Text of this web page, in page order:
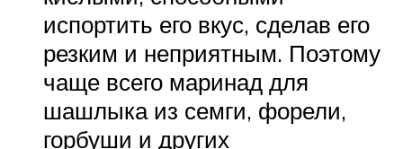
испортить его вкус, сделав его
резким и неприятным. Поэтому
чаще всего маринад для
шашлыка из семги, форели,
горбуши и других